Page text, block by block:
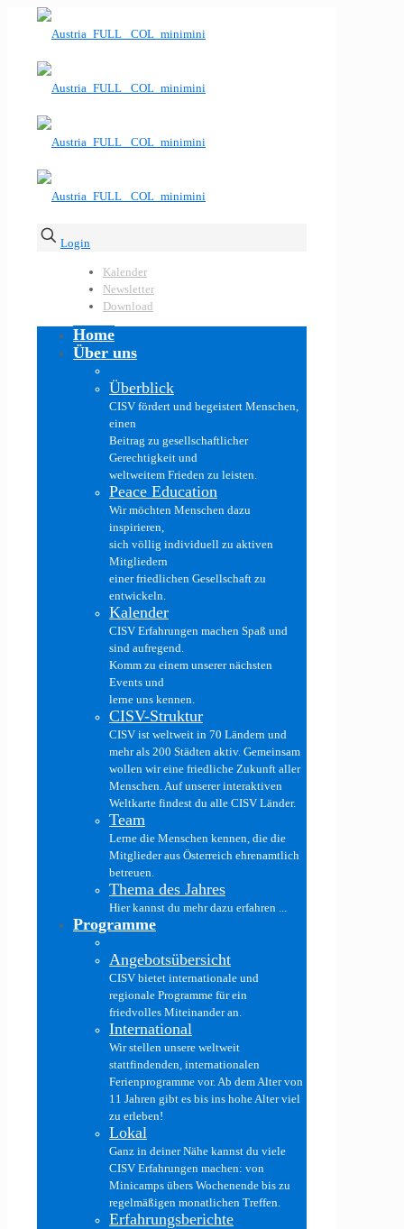
Login
Kalender
Newsletter
Download
Home
Über uns
Überblick
CISV fördert und begeistert Menschen,
einen
Beitrag zu gesellschaftlicher
Gerechtigkeit und
weltweitem Frieden zu leisten.
Peace Education
Wir möchten Menschen dazu
inspirieren,
sich völlig individuell zu aktiven
Mitgliedern
einer friedlichen Gesellschaft zu
entwickeln.
Kalender
CISV Erfahrungen machen Spaß und
sind aufregend.
Komm zu einem unserer nächsten
Events und
lerne uns kennen.
CISV-Struktur
CISV ist weltweit in 70 Ländern und
mehr als 200 Städten aktiv. Gemeinsam
wollen wir eine friedliche Zukunft aller
Menschen. Auf unserer interaktiven
Weltkarte findest du alle CISV Länder.
Team
Lerne die Menschen kennen, die die
Mitglieder aus Österreich ehrenamtlich
betreuen.
Thema des Jahres
Hier kannst du mehr dazu erfahren ...
Programme
Angebotsübersicht
CISV bietet internationale und
regionale Programme für ein
friedvolles Miteinander an.
International
Wir stellen unsere weltweit
stattfindenden, internationalen
Ferienprogramme vor. Ab dem Alter von
11 Jahren gibt es bis ins hohe Alter viel
zu erleben!
Lokal
Ganz in deiner Nähe kannst du viele
CISV Erfahrungen machen: von
Minicamps übers Wochenende bis zu
regelmäßigen monatlichen Treffen.
Erfahrungsberichte